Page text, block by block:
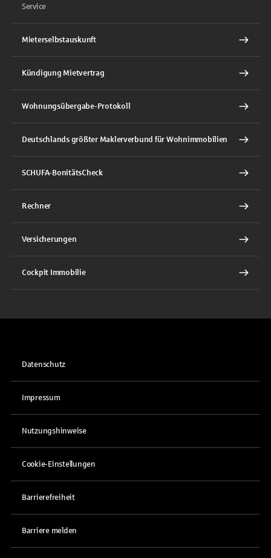
Service
Mieterselbstauskunft
Kündigung Mietvertrag
Wohnungsübergabe-Protokoll
Deutschlands größter Maklerverbund für Wohnimmobilien
SCHUFA-BonitätsCheck
Rechner
Versicherungen
Cockpit Immobilie
Datenschutz
Impressum
Nutzungshinweise
Cookie-Einstellungen
Barrierefreiheit
Barriere melden